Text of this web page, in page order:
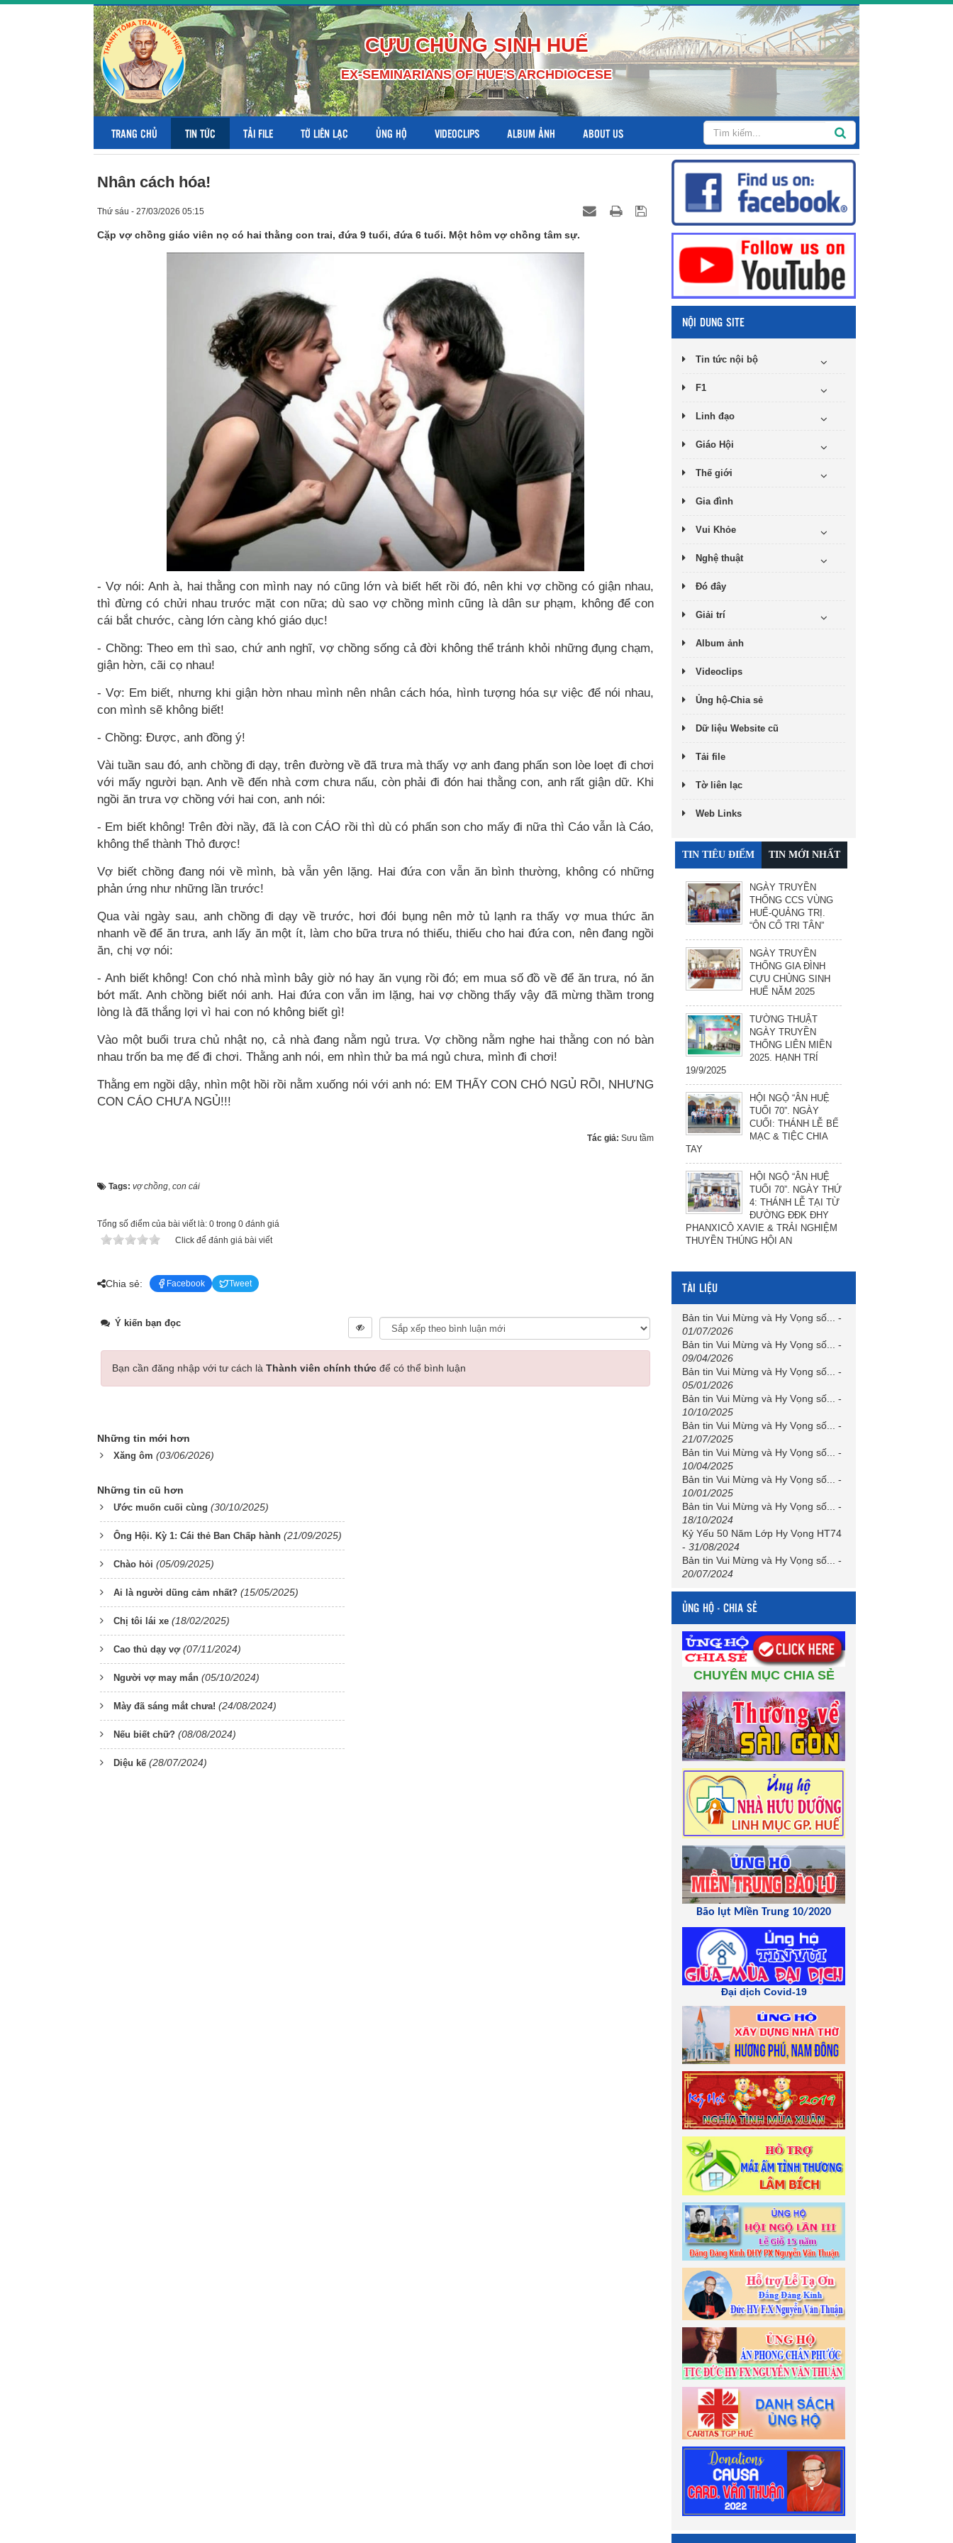
CỰU CHỦNG SINH HUẾ
EX-SEMINARIANS OF HUE'S ARCHDIOCESE
TRANG CHỦ TIN TỨC TẢI FILE TỜ LIÊN LẠC ỦNG HỘ VIDEOCLIPS ALBUM ẢNH ABOUT US
Nhân cách hóa!
Thứ sáu - 27/03/2026 05:15
Cặp vợ chồng giáo viên nọ có hai thằng con trai, đứa 9 tuổi, đứa 6 tuổi. Một hôm vợ chồng tâm sự.
- Vợ nói: Anh à, hai thằng con mình nay nó cũng lớn và biết hết rồi đó, nên khi vợ chồng có giận nhau,
thì đừng có chửi nhau trước mặt con nữa; dù sao vợ chồng mình cũng là dân sư phạm, không để con
cái bắt chước, càng lớn càng khó giáo dục!
- Chồng: Theo em thì sao, chứ anh nghĩ, vợ chồng sống cả đời không thể tránh khỏi những đụng chạm,
giận hờn, cãi cọ nhau!
- Vợ: Em biết, nhưng khi giận hờn nhau mình nên nhân cách hóa, hình tượng hóa sự việc để nói nhau,
con mình sẽ không biết!
- Chồng: Được, anh đồng ý!
Vài tuần sau đó, anh chồng đi dạy, trên đường về đã trưa mà thấy vợ anh đang phấn son lòe loẹt đi chơi
với mấy người bạn. Anh về đến nhà cơm chưa nấu, còn phải đi đón hai thằng con, anh rất giận dữ. Khi
ngồi ăn trưa vợ chồng với hai con, anh nói:
- Em biết không! Trên đời nầy, đã là con CÁO rồi thì dù có phấn son cho mấy đi nữa thì Cáo vẫn là Cáo,
không thể thành Thỏ được!
Vợ biết chồng đang nói về mình, bà vẫn yên lặng. Hai đứa con vẫn ăn bình thường, không có những
phản ứng như những lần trước!
Qua vài ngày sau, anh chồng đi dạy về trước, hơi đói bụng nên mở tủ lạnh ra thấy vợ mua thức ăn
nhanh về để ăn trưa, anh lấy ăn một ít, làm cho bữa trưa nó thiếu, thiếu cho hai đứa con, nên đang ngồi
ăn, chị vợ nói:
- Anh biết không! Con chó nhà mình bây giờ nó hay ăn vụng rồi đó; em mua số đồ về để ăn trưa, nó ăn
bớt mất. Anh chồng biết nói anh. Hai đứa con vẫn im lặng, hai vợ chồng thấy vậy đã mừng thầm trong
lòng là đã thắng lợi vì hai con nó không biết gì!
Vào một buổi trưa chủ nhật nọ, cả nhà đang nằm ngủ trưa. Vợ chồng nằm nghe hai thằng con nó bàn
nhau trốn ba mẹ để đi chơi. Thằng anh nói, em nhìn thử ba má ngủ chưa, mình đi chơi!
Thằng em ngồi dậy, nhìn một hồi rồi nằm xuống nói với anh nó: EM THẤY CON CHÓ NGỦ RỒI, NHƯNG
CON CÁO CHƯA NGỦ!!!
Tác giả: Sưu tầm
Tags: vợ chồng, con cái
Tổng số điểm của bài viết là: 0 trong 0 đánh giá
Click để đánh giá bài viết
Chia sẻ: Facebook Tweet
Ý kiến bạn đọc
Bạn cần đăng nhập với tư cách là Thành viên chính thức để có thể bình luận
Những tin mới hơn
Xăng ôm (03/06/2026)
Những tin cũ hơn
Ước muốn cuối cùng (30/10/2025)
Ông Hội. Kỳ 1: Cái thẻ Ban Chấp hành (21/09/2025)
Chào hỏi (05/09/2025)
Ai là người dũng cảm nhất? (15/05/2025)
Chị tôi lái xe (18/02/2025)
Cao thủ dạy vợ (07/11/2024)
Người vợ may mắn (05/10/2024)
Mày đã sáng mắt chưa! (24/08/2024)
Nếu biết chữ? (08/08/2024)
Diệu kế (28/07/2024)
NỘI DUNG SITE
Tin tức nội bộ
F1
Linh đạo
Giáo Hội
Thế giới
Gia đình
Vui Khỏe
Nghệ thuật
Đó đây
Giải trí
Album ảnh
Videoclips
Ủng hộ-Chia sẻ
Dữ liệu Website cũ
Tải file
Tờ liên lạc
Web Links
TIN TIÊU ĐIỂM TIN MỚI NHẤT
NGÀY TRUYỀN
THỐNG CCS VÙNG
HUẾ-QUẢNG TRỊ.
“ÔN CỐ TRI TÂN”
NGÀY TRUYỀN
THỐNG GIA ĐÌNH
CỰU CHỦNG SINH
HUẾ NĂM 2025
TƯỜNG THUẬT
NGÀY TRUYỀN
THỐNG LIÊN MIỀN
2025. HẠNH TRÍ
19/9/2025
HỘI NGỘ “ÂN HUỆ
TUỔI 70”. NGÀY
CUỐI: THÁNH LỄ BẾ
MẠC & TIỆC CHIA
TAY
HỘI NGỘ “ÂN HUỆ
TUỔI 70”. NGÀY THỨ
4: THÁNH LỄ TẠI TỪ
ĐƯỜNG ĐĐK ĐHY
PHANXICÔ XAVIE & TRẢI NGHIỆM
THUYỀN THÚNG HỘI AN
TÀI LIỆU
Bản tin Vui Mừng và Hy Vọng số...
-
01/07/2026
Bản tin Vui Mừng và Hy Vọng số...
-
09/04/2026
Bản tin Vui Mừng và Hy Vọng số...
-
05/01/2026
Bản tin Vui Mừng và Hy Vọng số...
-
10/10/2025
Bản tin Vui Mừng và Hy Vọng số...
-
21/07/2025
Bản tin Vui Mừng và Hy Vọng số...
-
10/04/2025
Bản tin Vui Mừng và Hy Vọng số...
-
10/01/2025
Bản tin Vui Mừng và Hy Vọng số...
-
18/10/2024
Kỷ Yếu 50 Năm Lớp Hy Vọng HT74
- 31/08/2024
Bản tin Vui Mừng và Hy Vọng số...
-
20/07/2024
ỦNG HỘ - CHIA SẺ
CHUYÊN MỤC CHIA SẺ
Bão lụt Miền Trung 10/2020
Đại dịch Covid-19